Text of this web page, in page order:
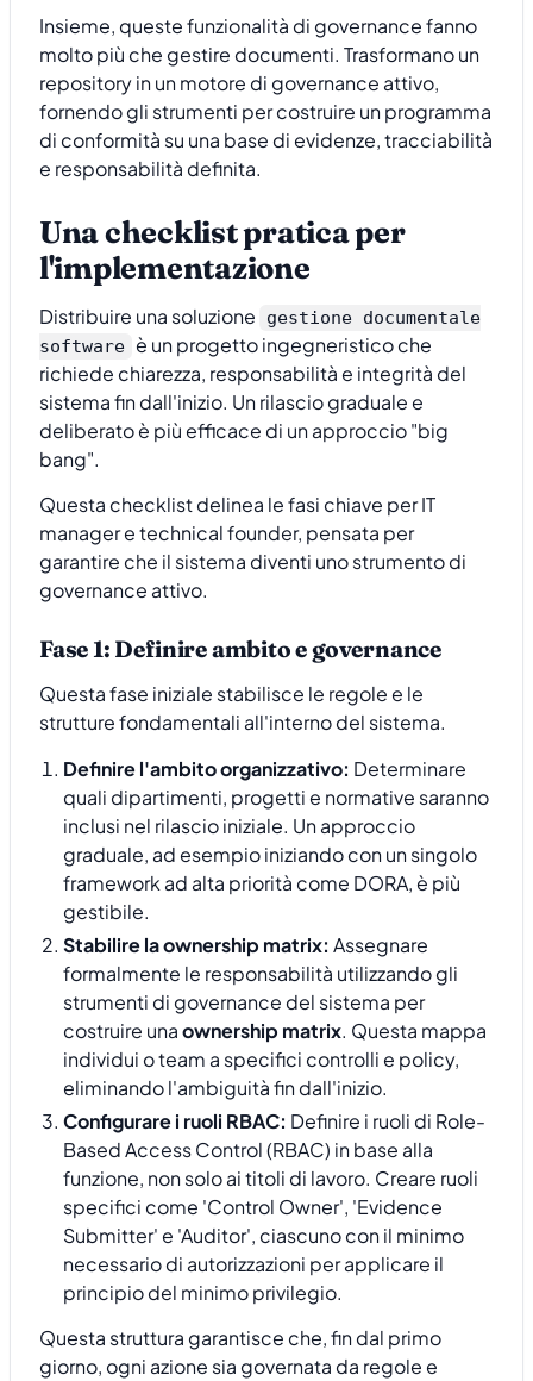
Insieme, queste funzionalità di governance fanno
molto più che gestire documenti. Trasformano un
repository in un motore di governance attivo,
fornendo gli strumenti per costruire un programma
di conformità su una base di evidenze, tracciabilità
e responsabilità definita.
Una checklist pratica per
l'implementazione
Distribuire una soluzione
gestione documentale
software è un progetto ingegneristico che
richiede chiarezza, responsabilità e integrità del
sistema fin dall'inizio. Un rilascio graduale e
deliberato è più efficace di un approccio "big
bang".
Questa checklist delinea le fasi chiave per IT
manager e technical founder, pensata per
garantire che il sistema diventi uno strumento di
governance attivo.
Fase 1: Definire ambito e governance
Questa fase iniziale stabilisce le regole e le
strutture fondamentali all'interno del sistema.
Definire l'ambito organizzativo: Determinare
quali dipartimenti, progetti e normative saranno
inclusi nel rilascio iniziale. Un approccio
graduale, ad esempio iniziando con un singolo
framework ad alta priorità come DORA, è più
gestibile.
Stabilire la ownership matrix: Assegnare
formalmente le responsabilità utilizzando gli
strumenti di governance del sistema per
costruire unaownership matrix. Questa mappa
individui o team a specifici controlli e policy,
eliminando l'ambiguità fin dall'inizio.
Configurare i ruoli RBAC: Definire i ruoli di Role-
Based Access Control (RBAC) in base alla
funzione, non solo ai titoli di lavoro. Creare ruoli
specifici come 'Control Owner', 'Evidence
Submitter' e 'Auditor', ciascuno con il minimo
necessario di autorizzazioni per applicare il
principio del minimo privilegio.
Questa struttura garantisce che, fin dal primo
giorno, ogni azione sia governata da regole e